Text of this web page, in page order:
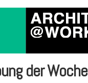
der Woche